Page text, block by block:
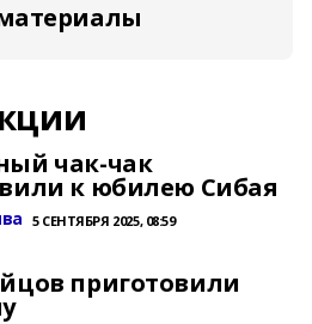
чак-чак
к юбилею Сибая
5 СЕНТЯБРЯ 2025, 08:59
приготовили